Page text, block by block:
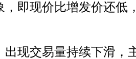
，即现价比增发价还低
现交易量持续下滑，